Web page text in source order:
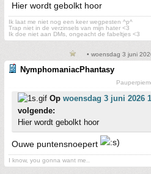
Hier wordt gebolkt hoor
Ik laat me niet nog een keer wegpesten ^p^
Trap niet in de verzinsels van mijn hater <3
Ik doe niet aan DMs, ongeacht de fabeltjes <3
• woensdag 3 juni
NymphomaniacPhantasy
Op woensdag 3 juni 2026
volgende:
Hier wordt gebolkt hoor
Ouwe puntensnoepert
I know, you gonna want me..